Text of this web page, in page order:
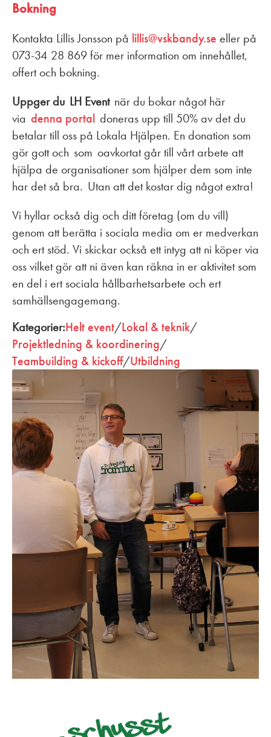
Bokning
Kontakta Lillis Jonsson på lillis@vskbandy.se eller på
073-34 28 869 för mer information om innehållet,
offert och bokning.
Uppger du LH Eventnär du bokar något här
via denna portal doneras upp till 50% av det du
betalar till oss på Lokala Hjälpen. En donation som
gör gott och som oavkortat går till vårt arbete att
hjälpa de organisationer som hjälper dem som inte
har det så bra. Utan att det kostar dig något extra!
Vi hyllar också dig och ditt företag (om du vill)
genom att berätta i sociala media om er medverkan
och ert stöd. Vi skickar också ett intyg att ni köper via
oss vilket gör att ni även kan räkna in er aktivitet som
en del i ert sociala hållbarhetsarbete och ert
samhällsengagemang.
Kategorier:Helt event/Lokal & teknik/
Projektledning & koordinering/
Teambuilding & kickoff/Utbildning